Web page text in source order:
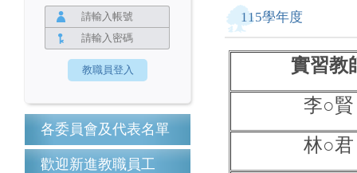
各委員會及代表名單
歡迎新進教職員工
115學年度
實習教
李○賢
林○君